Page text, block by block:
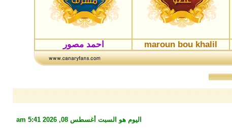
maroun bou khalil احمد مصور
اليوم هو السبت أغسطس 08, 2026 5:41 am